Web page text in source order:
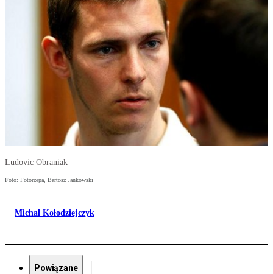
Ludovic Obraniak
Foto: Fotorzepa, Bartosz Jankowski
Michał Kołodziejczyk
Powiązane